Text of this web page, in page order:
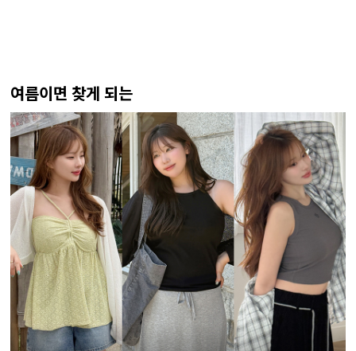
여름이면 찾게 되는